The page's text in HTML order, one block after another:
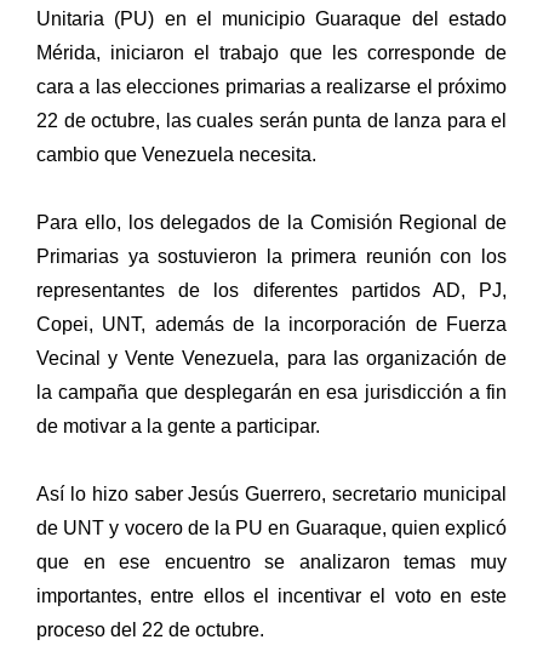
Unitaria (PU) en el municipio Guaraque del estado
Mérida, iniciaron el trabajo que les corresponde de
cara a las elecciones primarias a realizarse el próximo
22 de octubre, las cuales serán punta de lanza para el
cambio que Venezuela necesita.
Para ello, los delegados de la Comisión Regional de
Primarias ya sostuvieron la primera reunión con los
representantes de los diferentes partidos AD, PJ,
Copei, UNT, además de la incorporación de Fuerza
Vecinal y Vente Venezuela, para las organización de
la campaña que desplegarán en esa jurisdicción a fin
de motivar a la gente a participar.
Así lo hizo saber Jesús Guerrero, secretario municipal
de UNT y vocero de la PU en Guaraque, quien explicó
que en ese encuentro se analizaron temas muy
importantes, entre ellos el incentivar el voto en este
proceso del 22 de octubre.